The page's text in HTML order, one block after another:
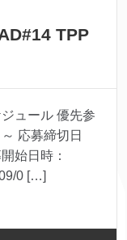
TPP
ュール 優先参
応募締切日
始日時：
0 […]